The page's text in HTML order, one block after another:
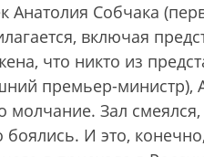
Собчака
включая
что никто из
премьер-министр),
молчание. Зал
боялись. И это,